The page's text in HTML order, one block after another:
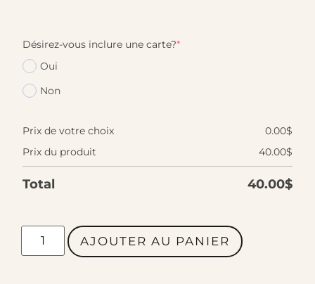
Désirez-vous inclure une carte?*
Oui
Non
Prix de votre choix 0.00$
Prix du produit
40.00$
Total 40.00$
AJOUTER AU PANIER